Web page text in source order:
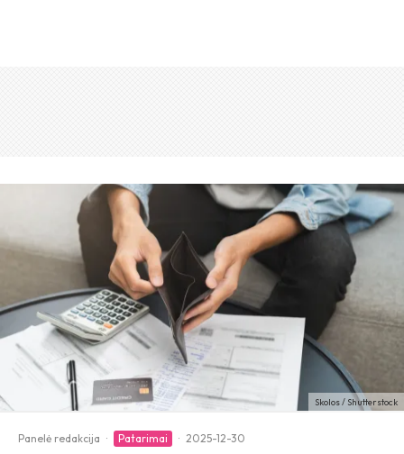
Skolos / Shutterstock
Panelė redakcija · Patarimai · 2025-12-30